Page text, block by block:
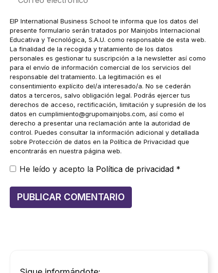
electrónico
EIP International Business School te informa que los datos del
presente formulario serán tratados por Mainjobs Internacional
Educativa y Tecnológica, S.A.U. como responsable de esta web.
La finalidad de la recogida y tratamiento de los datos
personales es gestionar tu suscripción a la newsletter así como
para el envío de información comercial de los servicios del
responsable del tratamiento. La legitimación es el
consentimiento explícito del/a interesado/a. No se cederán
datos a terceros, salvo obligación legal. Podrás ejercer tus
derechos de acceso, rectificación, limitación y supresión de los
datos en cumplimiento@grupomainjobs.com, así como el
derecho a presentar una reclamación ante la autoridad de
control. Puedes consultar la información adicional y detallada
sobre Protección de datos en la Política de Privacidad que
encontrarás en nuestra página web.
He leído y acepto la Política de privacidad *